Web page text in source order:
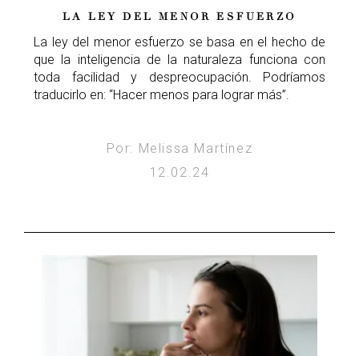
LA LEY DEL MENOR ESFUERZO
La ley del menor esfuerzo se basa en el hecho de
que la inteligencia de la naturaleza funciona con
toda facilidad y despreocupación. Podríamos
traducirlo en: “Hacer menos para lograr más”.
Por: Melissa Martínez
12.02.24